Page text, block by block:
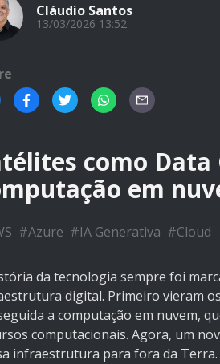
Cláudio Santos
13/03/2026 13:52
como
em
#Azure #IA Generativa #Cloud
da tecnologia sempre foi
digital. Primeiro vieram
a computação em nuvem,
computacionais. Agora, um
infraestrutura para fora da Terra.